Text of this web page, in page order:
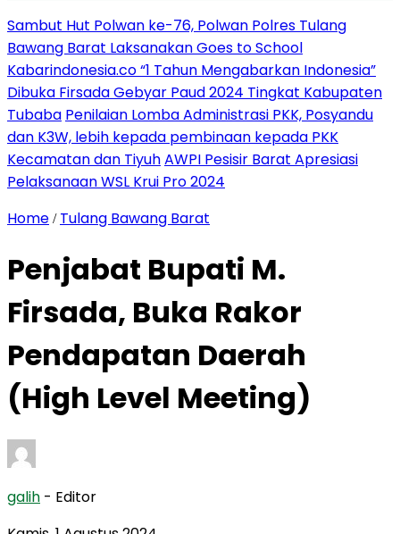
Sambut Hut Polwan ke-76, Polwan Polres Tulang
Bawang Barat Laksanakan Goes to School
Kabarindonesia.co “1 Tahun Mengabarkan Indonesia”
Dibuka Firsada Gebyar Paud 2024 Tingkat Kabupaten
Tubaba Penilaian Lomba Administrasi PKK, Posyandu
dan K3W, lebih kepada pembinaan kepada PKK
Kecamatan dan TiyuhAWPI Pesisir Barat Apresiasi
Pelaksanaan WSL Krui Pro 2024
Home / Tulang Bawang Barat
Penjabat Bupati M.
Firsada, Buka Rakor
Pendapatan Daerah
(High Level Meeting)
galih - Editor